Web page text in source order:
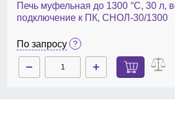
Печь муфельная до 1300 °С, 30 л,
подключение к ПК, СНОЛ-30/1300
По запросу